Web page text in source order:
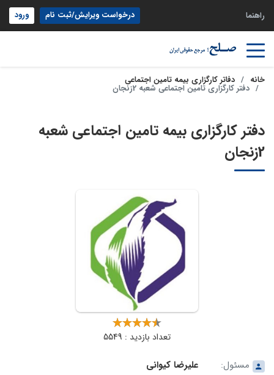
راهنما درخواست ویرایش/ثبت نام ورود
خانه دفاتر کارگزاری بیمه تامین اجتماعی
دفتر کارگزاری تامین اجتماعی شعبه 2زنجان
دفتر کارگزاری بیمه تامین اجتماعی شعبه
2زنجان
تعداد بازدید : 5549
مسئول:
علیرضا کیوانی